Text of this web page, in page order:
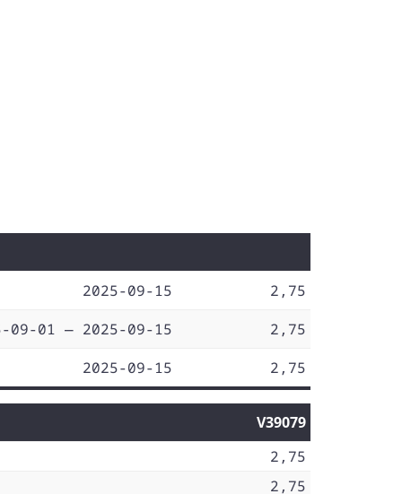
2025-09-15
2,75
09-01 — 2025-09-15
2,75
2025-09-15 2,75
V39079
2,75
2,75